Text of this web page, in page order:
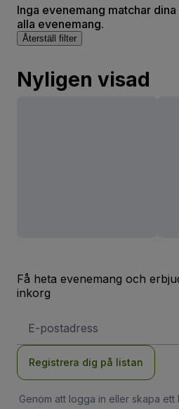
Inga evenemang matchar
alla evenemang.
Återställ filter
Nyligen visad
Få heta evenemang och
inkorg
postadress
Registrera dig på listan
Genom att logga in eller skapa